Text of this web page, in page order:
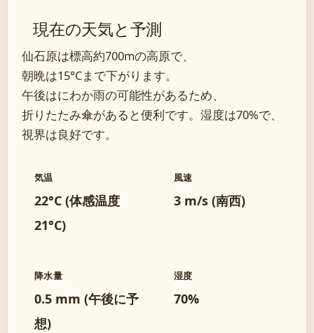
現在の天気と予測
仙石原は標高約700mの高原で、
朝晩は15°Cまで下がります。
午後はにわか雨の可能性があるため、
折りたたみ傘があると便利です。湿度は70%で、
視界は良好です。
気温
22°C (体感温度
21°C)
風速
3 m/s (南西)
降水量
0.5 mm (午後に予
想)
湿度
70%